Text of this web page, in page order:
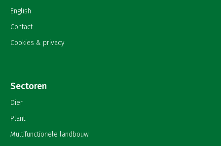
English
Contact
Cookies & privacy
Sectoren
Dier
Plant
Multifunctionele landbouw